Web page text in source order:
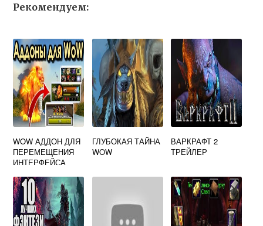
Рекомендуем:
WOW АДДОН ДЛЯ
ПЕРЕМЕЩЕНИЯ
ИНТЕРФЕЙСА
ГЛУБОКАЯ ТАЙНА
WOW
ВАРКРАФТ 2
ТРЕЙЛЕР